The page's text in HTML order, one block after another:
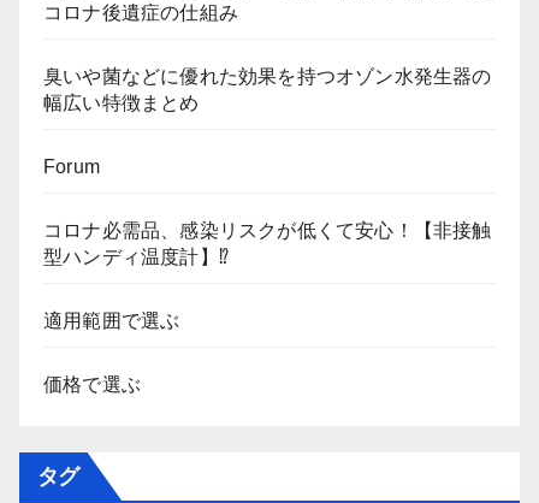
コロナ後遺症の仕組み
臭いや菌などに優れた効果を持つオゾン水発生器の
幅広い特徴まとめ
Forum
コロナ必需品、感染リスクが低くて安心！【非接触
型ハンディ温度計】⁉
適用範囲で選ぶ
価格で選ぶ
タグ